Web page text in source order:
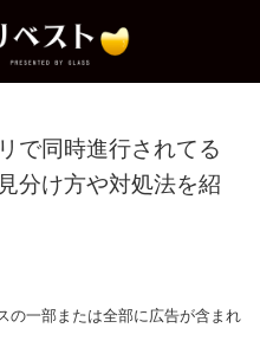
で同時進行されてる
分け方や対処法を紹
の一部または全部に広告が含まれ